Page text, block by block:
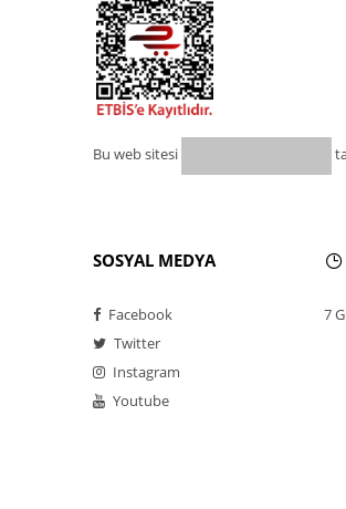
Bu web sitesi
SOSYAL MEDYA
Facebook
Twitter
Instagram
Youtube
7